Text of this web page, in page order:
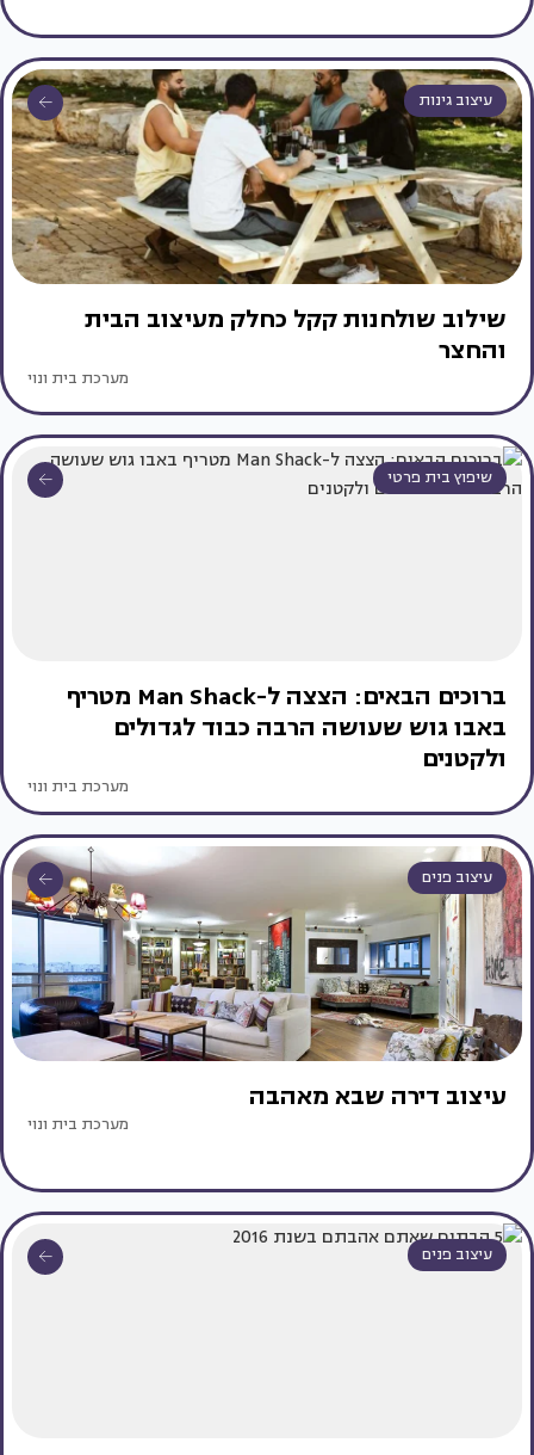
עיצוב גינות
שילוב שולחנות קקל כחלק מעיצוב הבית
והחצר
מערכת בית ונוי
שיפוץ בית פרטי
ברוכים הבאים: הצצה ל-Man Shack מטריף
באבו גוש שעושה הרבה כבוד לגדולים
ולקטנים
מערכת בית ונוי
עיצוב פנים
עיצוב דירה שבא מאהבה
מערכת בית ונוי
עיצוב פנים